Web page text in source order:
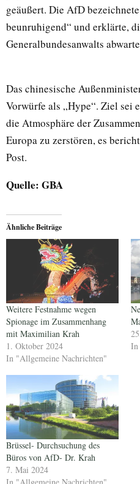
geäußert. Die AfD
beunruhigend“ und erklärte,
Generalbundesanwalts
Das chinesische
Vorwürfe als „Hype“. Ziel sei
die Atmosphäre der
Europa zu zerstören, es
Post.
Quelle: GBA
Ähnliche Beiträge
Weitere Festnahme wegen
Spionage im Zusammenhang
mit Maximilian Krah
1. Oktober 2024
In "Allgemeine Nachrichten"
In
Brüssel- Durchsuchung des
Büros von AfD- Dr. Krah
7. Mai 2024